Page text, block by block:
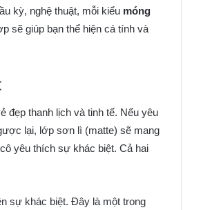
kỳ, nghệ thuật, mỗi kiểu móng
sẽ giúp bạn thể hiện cá tính và
đẹp thanh lịch và tinh tế. Nếu yêu
lại, lớp sơn lì (matte) sẽ mang
yêu thích sự khác biệt. Cả hai
sự khác biệt. Đây là một trong